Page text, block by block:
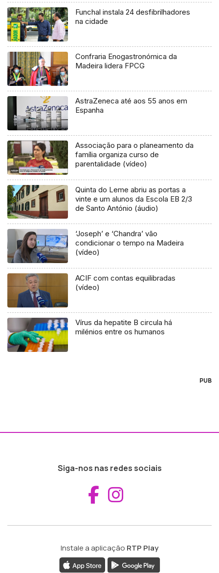
Funchal instala 24 desfibrilhadores
na cidade
Confraria Enogastronómica da
Madeira lidera FPCG
AstraZeneca até aos 55 anos em
Espanha
Associação para o planeamento da
família organiza curso de
parentalidade (vídeo)
Quinta do Leme abriu as portas a
vinte e um alunos da Escola EB 2/3
de Santo António (áudio)
‘Joseph’ e ‘Chandra’ vão
condicionar o tempo na Madeira
(vídeo)
ACIF com contas equilibradas
(vídeo)
Vírus da hepatite B circula há
milénios entre os humanos
PUB
Siga-nos nas redes sociais
Aceder ao
Instale a aplicação RTP Play